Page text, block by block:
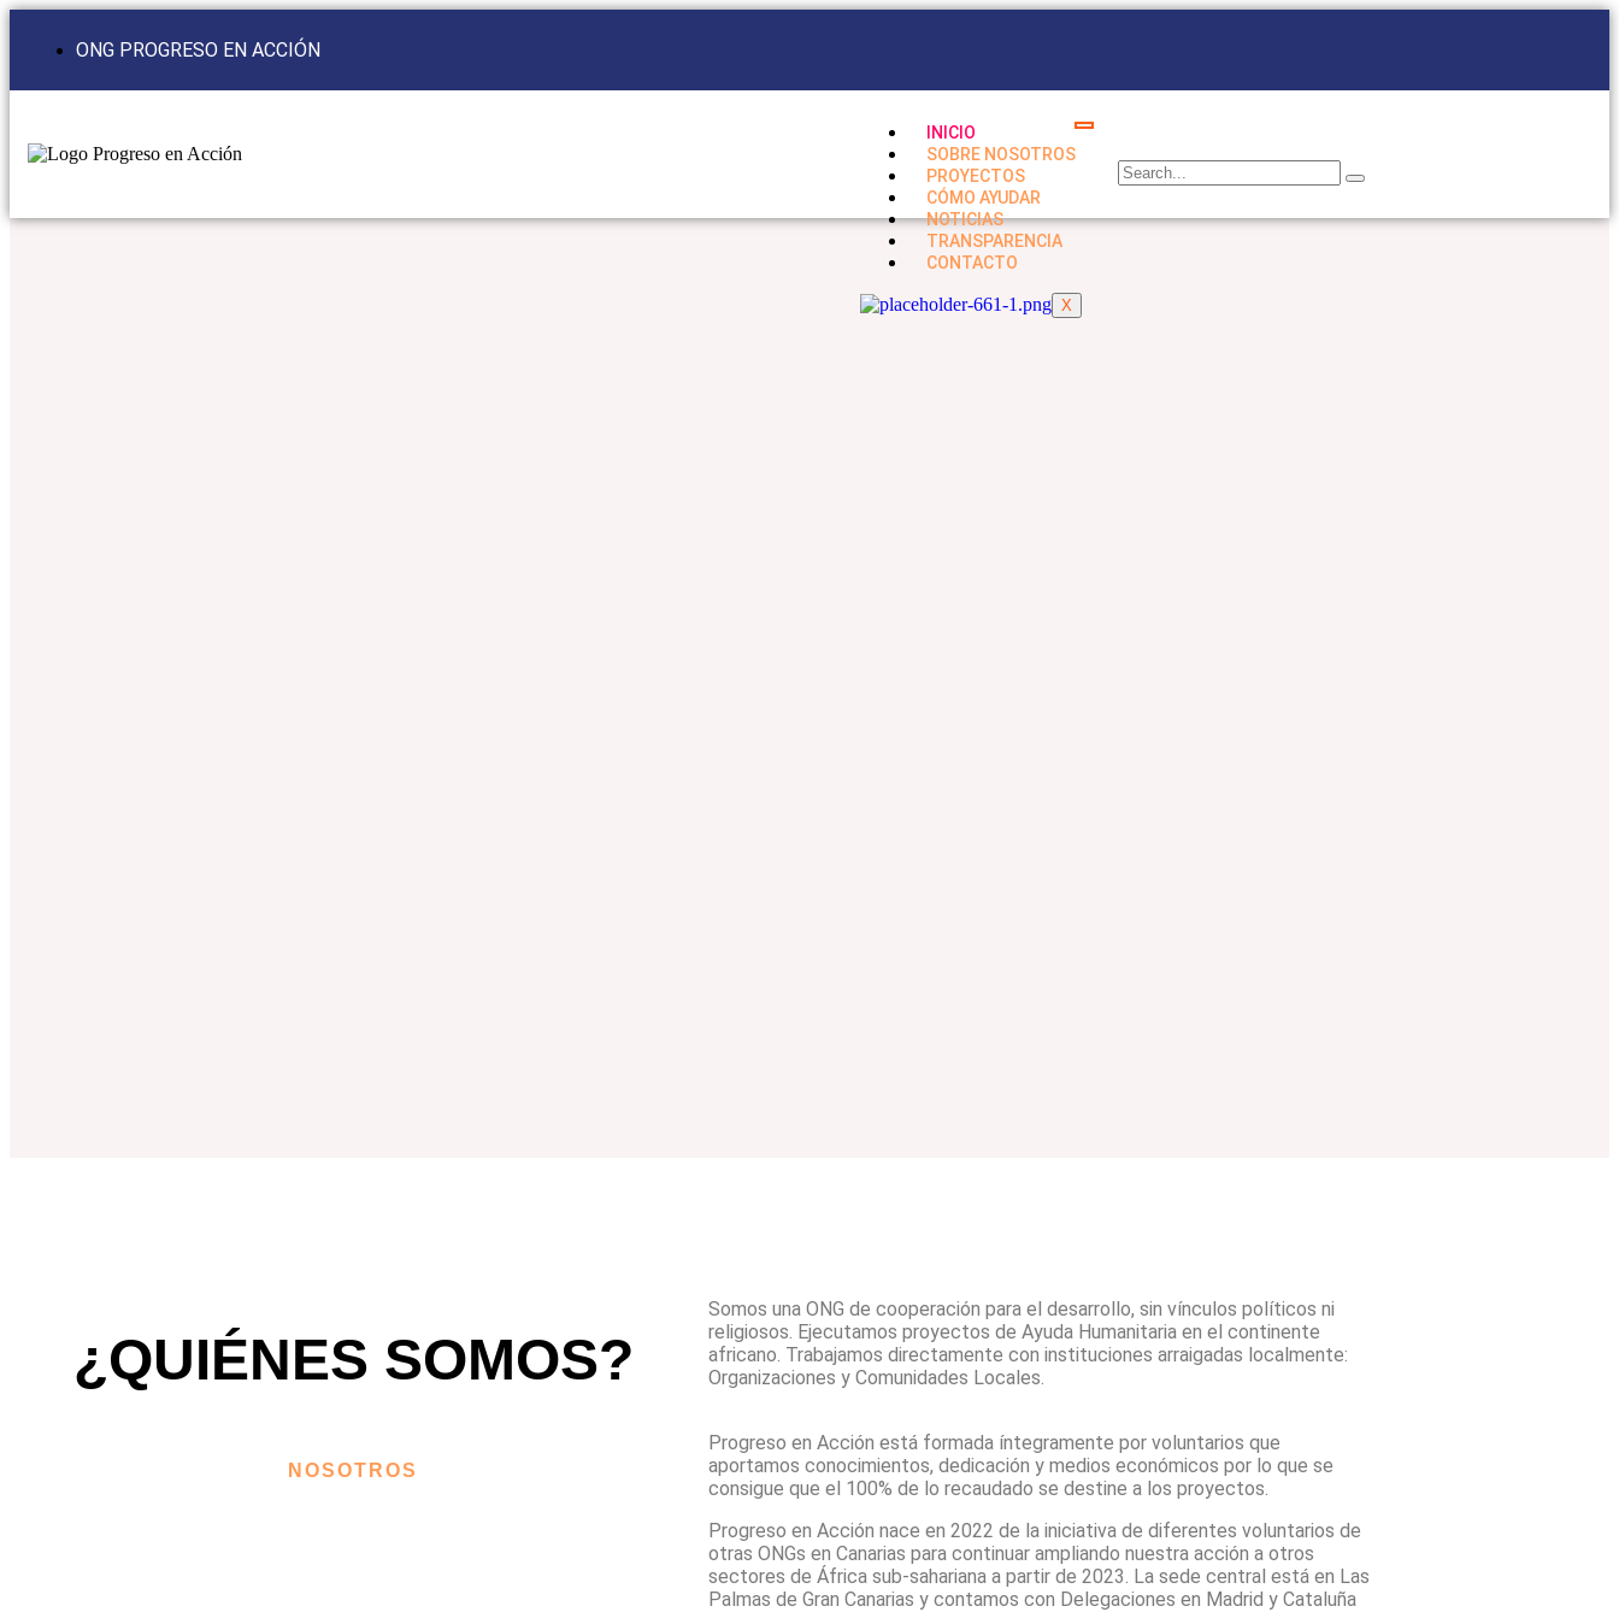
ONG PROGRESO EN ACCIÓN
INICIO
SOBRE NOSOTROS
PROYECTOS
CÓMO AYUDAR
NOTICIAS
TRANSPARENCIA
CONTACTO
X
¿QUIÉNES SOMOS?
NOSOTROS
Somos una ONG de cooperación para el desarrollo, sin vínculos políticos ni
religiosos. Ejecutamos proyectos de Ayuda Humanitaria en el continente
africano. Trabajamos directamente con instituciones arraigadas localmente:
Organizaciones y Comunidades Locales.
Progreso en Acción está formada íntegramente por voluntarios que
aportamos conocimientos, dedicación y medios económicos por lo que se
consigue que el 100% de lo recaudado se destine a los proyectos.
Progreso en Acción nace en 2022 de la iniciativa de diferentes voluntarios de
otras ONGs en Canarias para continuar ampliando nuestra acción a otros
sectores de África sub-sahariana a partir de 2023. La sede central está en Las
Palmas de Gran Canarias y contamos con Delegaciones en Madrid y Cataluña